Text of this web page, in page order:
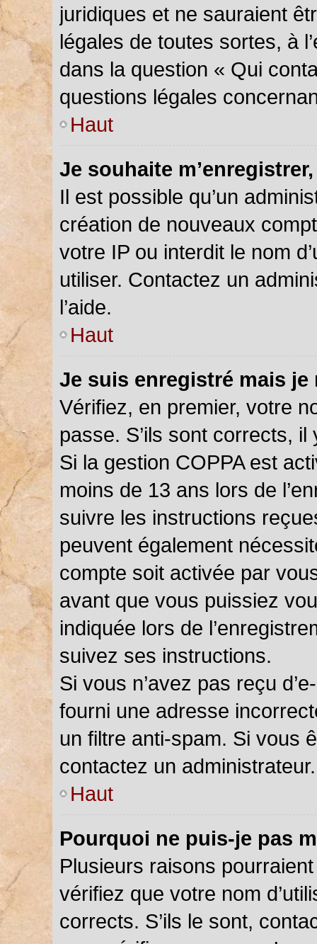
juridiques et ne sauraient
légales de toutes sortes, à
dans la question « Qui
questions légales
Haut
Je souhaite
Il est possible qu’un
création de nouveaux
votre IP ou interdit le nom
utiliser. Contactez un
l’aide.
Haut
Je suis enregistré mais
Vérifiez, en premier, votre
passe. S’ils sont corrects,
Si la gestion COPPA est
moins de 13 ans lors de
suivre les instructions
peuvent également
compte soit activée par
avant que vous puissiez
indiquée lors de
suivez ses instructions.
Si vous n’avez pas reçu
fourni une adresse
un filtre anti-spam. Si vous
contactez un administrateur.
Haut
Pourquoi ne puis-je pas
Plusieurs raisons
vérifiez que votre nom
corrects. S’ils le sont,